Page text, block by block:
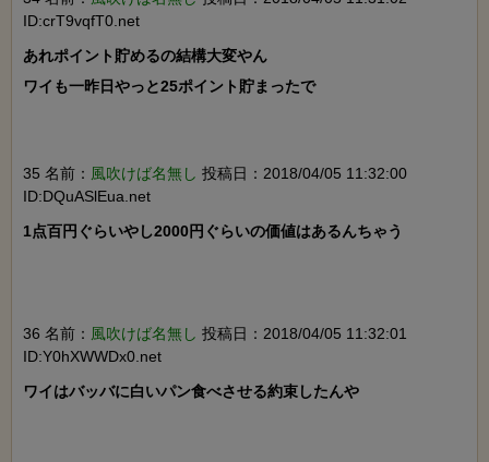
ID:crT9vqfT0.net
あれポイント貯めるの結構大変やん
ワイも一昨日やっと25ポイント貯まったで
35 名前： 風吹けば名無し 投稿日：2018/04/05 11:32:00
ID:DQuASlEua.net
1点百円ぐらいやし2000円ぐらいの価値はあるんちゃう
36 名前： 風吹けば名無し 投稿日：2018/04/05 11:32:01
ID:Y0hXWWDx0.net
ワイはバッバに白いパン食べさせる約束したんや